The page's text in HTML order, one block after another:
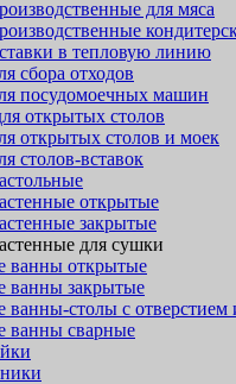
для мяса
в тепловую линию
сбора отходов
посудомоечных машин
открытых столов
открытых столов и моек
столов-вставок
открытые
закрытые
для сушки
ванны открытые
ванны закрытые
столы с отверстием
ванны сварные